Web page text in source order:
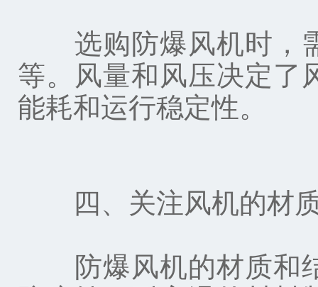
选购防爆风机时，需
等。风量和风压决定了
能耗和运行稳定性。
四、关注风机的材
防爆风机的材质和结